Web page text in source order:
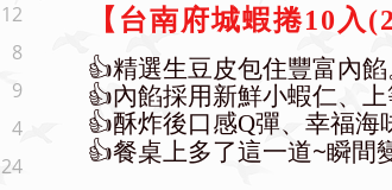
12
8
9
4
24
【台南府城蝦捲10入
👍精選生豆皮包住豐富內餡
👍內餡採用新鮮小蝦仁、
👍酥炸後口感Q彈、幸福海
👍餐桌上多了這一道~瞬間